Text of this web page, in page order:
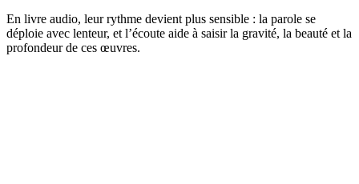
En livre audio, leur rythme devient plus sensible : la parole se
déploie avec lenteur, et l’écoute aide à saisir la gravité, la beauté et la
profondeur de ces œuvres.